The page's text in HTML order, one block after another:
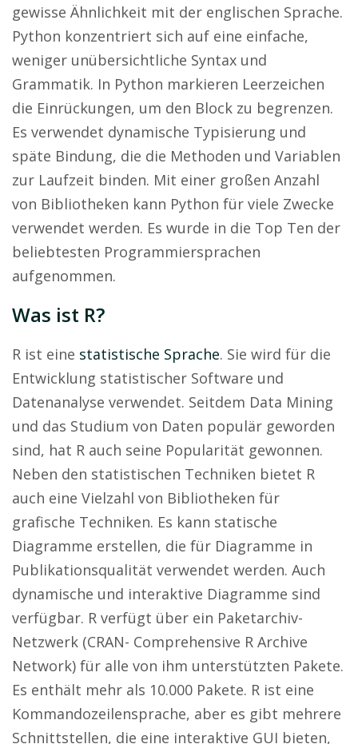
gewisse Ähnlichkeit mit der englischen Sprache.
Python konzentriert sich auf eine einfache,
weniger unübersichtliche Syntax und
Grammatik. In Python markieren Leerzeichen
die Einrückungen, um den Block zu begrenzen.
Es verwendet dynamische Typisierung und
späte Bindung, die die Methoden und Variablen
zur Laufzeit binden. Mit einer großen Anzahl
von Bibliotheken kann Python für viele Zwecke
verwendet werden. Es wurde in die Top Ten der
beliebtesten Programmiersprachen
aufgenommen.
Was ist R?
R ist eine statistische Sprache. Sie wird für die
Entwicklung statistischer Software und
Datenanalyse verwendet. Seitdem Data Mining
und das Studium von Daten populär geworden
sind, hat R auch seine Popularität gewonnen.
Neben den statistischen Techniken bietet R
auch eine Vielzahl von Bibliotheken für
grafische Techniken. Es kann statische
Diagramme erstellen, die für Diagramme in
Publikationsqualität verwendet werden. Auch
dynamische und interaktive Diagramme sind
verfügbar. R verfügt über ein Paketarchiv-
Netzwerk (CRAN- Comprehensive R Archive
Network) für alle von ihm unterstützten Pakete.
Es enthält mehr als 10.000 Pakete. R ist eine
Kommandozeilensprache, aber es gibt mehrere
Schnittstellen, die eine interaktive GUI bieten,